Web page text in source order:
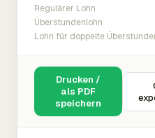
Regulärer Lohn
Überstundenlohn
Lohn für doppelte
Drucken /
als PDF
speichern